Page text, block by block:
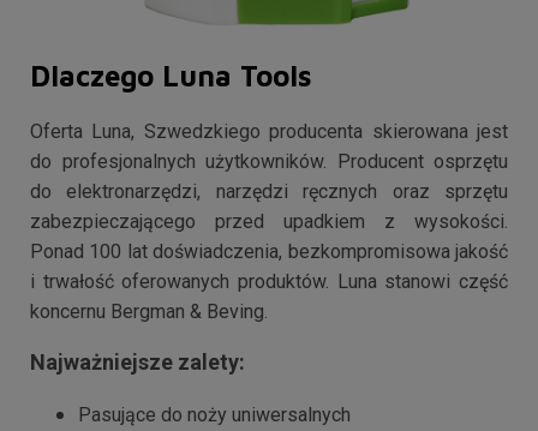
Dlaczego Luna Tools
Oferta Luna, Szwedzkiego producenta skierowana jest
do profesjonalnych użytkowników. Producent osprzętu
do elektronarzędzi, narzędzi ręcznych oraz sprzętu
zabezpieczającego przed upadkiem z wysokości.
Ponad 100 lat doświadczenia, bezkompromisowa jakość
i trwałość oferowanych produktów. Luna stanowi część
koncernu Bergman & Beving.
Najważniejsze zalety:
Pasujące do noży uniwersalnych